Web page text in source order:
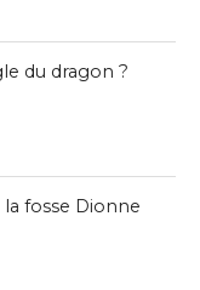
du dragon ?
fosse Dionne